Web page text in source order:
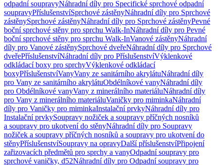
odpadní soupravyNáhradní díly pro Specifické sprchové odpadní
soupravyPříslušenstvíSprchové zástěnyNáhradní díly pro Sprchové
zástěnySprchové zástěnyNáhradní díly pro Sprchové zástěnyPevné
boční sprchové stěny pro sprchu Walk-InNáhradní díly pro Pevné
boční sprchové stěny pro sprchu Walk-InVanové zástěnyNáhradní
díly pro Vanové zástěnySprchové dveřeNáhradní díly pro Sprchové
dveřePříslušenstvíNáhradní díly pro PříslušenstvíVýklenkové
odkládací boxy pro sprchyVýklenkové odkládací
boxyPříslušenstvíVanyVany ze sanitárního akrylátuNáhradní díly
pro Vany ze sanitárního akrylátuObdélníkové vanyNáhradní díly
pro Obdélníkové vanyVany z minerálního materiáluNáhradní díly
pro Vany z minerálního materiáluVaničky pro miminkaNáhradní
díly pro Vaničky pro miminkaInstalační prvkyNáhradní díly pro
Instalační prvkySoupravy nožiček a soupravy příčných nosníků
a soupravy pro ukotvení do stěnyNáhradní díly pro Soupravy
nožiček a soupravy příčných nosníků a soupravy pro ukotvení do
stěnyPříslušenstvíSoupravy na opravyDalší příslušenstvíPřipojení
zařizovacích předmětů pro sprchy a vanyOdpadní soupravy pro
sprchové vaničky, d52Náhradní díly pro Odpadní soupravy pro